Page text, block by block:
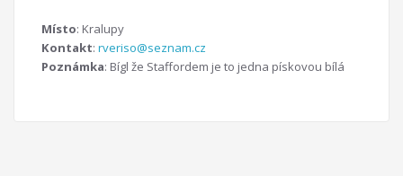
Místo: Kralupy
Kontakt: rveriso@seznam.cz
Poznámka: Bígl že Staffordem je to jedna pískovou bílá